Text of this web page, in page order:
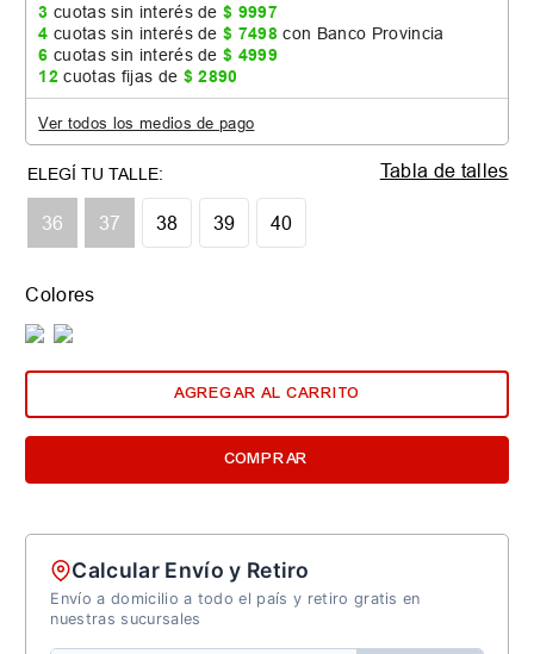
3 cuotas sin interés de$ 9997
4 cuotas sin interés de$ 7498 con Banco Provincia
6 cuotas sin interés de$ 4999
12 cuotas fijas de $ 2890
Ver todos los medios de pago
36 37 38 39 40
Tabla de talles
Colores
AGREGAR AL CARRITO
COMPRAR
Calcular Envío y Retiro
Envío a domicilio a todo el país y retiro gratis en
nuestras sucursales